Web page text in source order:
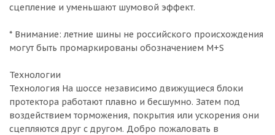
сцепление и уменьшают шумовой эффект.
* Внимание: летние шины не российского происхождения
могут быть промаркированы обозначением M+S
Технологии
Технология На шоссе независимо движущиеся блоки
протектора работают плавно и бесшумно. Затем под
воздействием торможения, покрытия или ускорения они
сцепляются друг с другом. Добро пожаловать в